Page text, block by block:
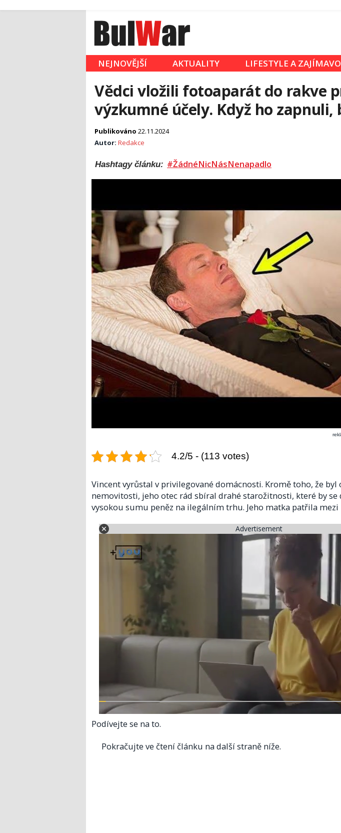
NEJNOVĚJŠÍ AKTUALITY LIFESTYLE A
Vědci vložili fotoaparát do rakve
výzkumné účely. Když ho zapnuli,
Publikováno 22.11.2024
Autor: Redakce
Hashtagy článku: #ŽádnéNicNásNenapadlo
4.2/5 - (113 votes)
Vincent vyrůstal v privilegované domácnosti. Kromě toho, že
nemovitosti, jeho otec rád sbíral drahé starožitnosti, které by se
vysokou sumu peněz na ilegálním trhu. Jeho matka patřila mezi
Advertisement
Podívejte se na to.
Pokračujte ve čtení článku na další straně níže.